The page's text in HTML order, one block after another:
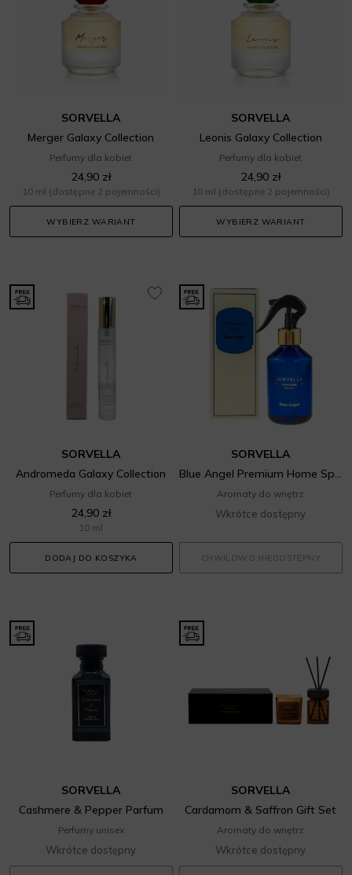
SORVELLA
Merger Galaxy Collection
Perfumy dla kobiet
24,90 zł
10 ml (dostępne 2 pojemności)
WYBIERZ WARIANT
SORVELLA
Leonis Galaxy Collection
Perfumy dla kobiet
24,90 zł
10 ml (dostępne 2 pojemności)
WYBIERZ WARIANT
SORVELLA
Andromeda Galaxy Collection
Perfumy dla kobiet
24,90 zł
10 ml
DODAJ DO KOSZYKA
SORVELLA
Blue Angel Premium Home Spray
Aromaty do wnętrz
Wkrótce dostępny
CHWILOWO NIEDOSTĘPNY
SORVELLA
Cashmere & Pepper Parfum
Perfumy unisex
Wkrótce dostępny
SORVELLA
Cardamom & Saffron Gift Set
Aromaty do wnętrz
Wkrótce dostępny